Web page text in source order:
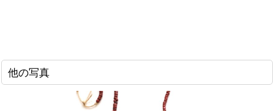
他の写真